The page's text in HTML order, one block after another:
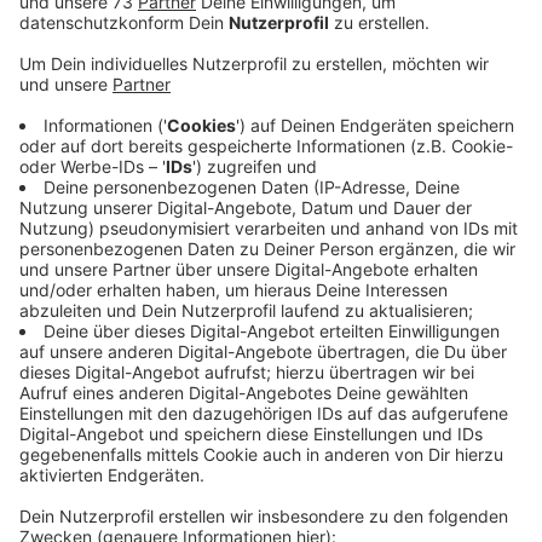
Anzeige
Das Klinikum Westmünsterland meldet einen Corona-
Ausbruch im Stadtlohner Krankenhaus. In den
vergangenen zehn Tagen seien 14 Mitarbeiter positiv
auf das Virus getestet worden. Außerdem sind 10
Patienten infiziert. Deshalb werden heute alle
Mitarbeiter, die direkten Kontakt zu Patienten haben,
getestet. Das sind etwa 270. So will das Klinikum
möglicherweise unentdeckte Infektionsketten finden
und unterbrechen.Alle betroffenen Mitarbeiter sind in
Quarantäne, die Patienten wurden isoliert und wurden
bzw. werden teils auch verlegt. Und auch in drei
Behinderteneinrichtungen der Caritas in Ahaus
grassiert das Coronavirus. 21 Bewohner wurden dort
positiv getestet.